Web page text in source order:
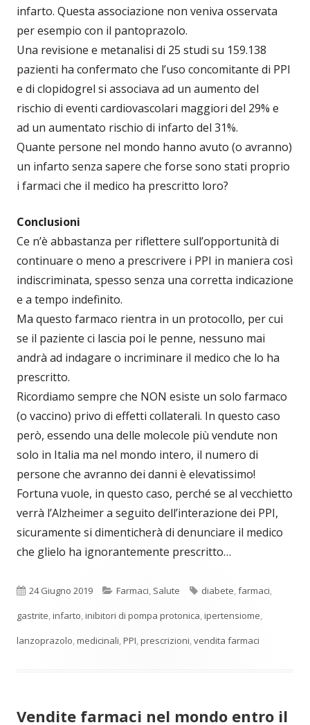
infarto. Questa associazione non veniva osservata
per esempio con il pantoprazolo.
Una revisione e metanalisi di 25 studi su 159.138
pazienti ha confermato che l’uso concomitante di PPI
e di clopidogrel si associava ad un aumento del
rischio di eventi cardiovascolari maggiori del 29% e
ad un aumentato rischio di infarto del 31%.
Quante persone nel mondo hanno avuto (o avranno)
un infarto senza sapere che forse sono stati proprio
i farmaci che il medico ha prescritto loro?
Conclusioni
Ce n’è abbastanza per riflettere sull’opportunità di
continuare o meno a prescrivere i PPI in maniera così
indiscriminata, spesso senza una corretta indicazione
e a tempo indefinito.
Ma questo farmaco rientra in un protocollo, per cui
se il paziente ci lascia poi le penne, nessuno mai
andrà ad indagare o incriminare il medico che lo ha
prescritto.
Ricordiamo sempre che NON esiste un solo farmaco
(o vaccino) privo di effetti collaterali. In questo caso
però, essendo una delle molecole più vendute non
solo in Italia ma nel mondo intero, il numero di
persone che avranno dei danni è elevatissimo!
Fortuna vuole, in questo caso, perché se al vecchietto
verrà l’Alzheimer a seguito dell’interazione dei PPI,
sicuramente si dimenticherà di denunciare il medico
che glielo ha ignorantemente prescritto…
Pubblicato
24 Giugno 2019 Categorie
Farmaci, Salute Tag
diabete,farmaci,
gastrite,infarto,inibitori di pompa protonica,ipertensiome,
lanzoprazolo,medicinali,PPI,prescrizioni,vendita farmaci
Vendite farmaci nel mondo entro il